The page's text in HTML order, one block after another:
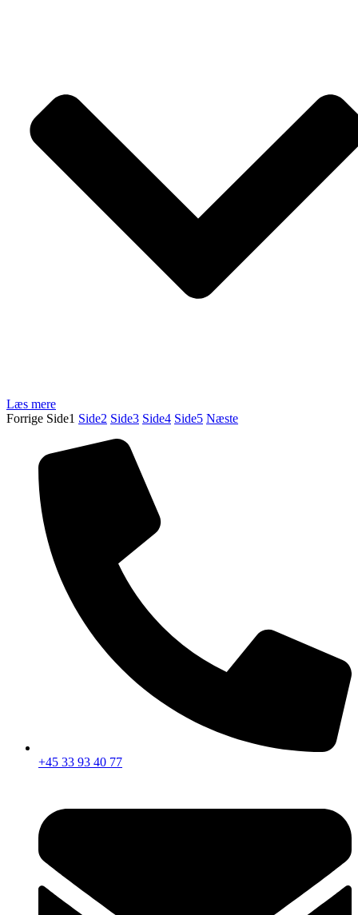
Læs mere
Forrige Side1 Side2 Side3 Side4 Side5 Næste
+45 33 93 40 77